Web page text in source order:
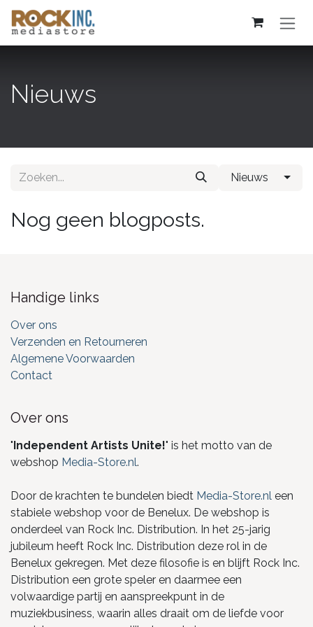
Overslaan naar inhoud
Nieuws
Nieuws
Nog geen blogposts.
Handige links
Over ons
Verzenden en Retourneren
Algemene Voorwaarden
Contact
Over ons
"Independent Artists Unite!" is het motto van de
webshop Media-Store.nl.
Door de krachten te bundelen biedt Media-Store.nl een
stabiele webshop voor de Benelux. De webshop is
onderdeel van Rock Inc. Distribution. In het 25-jarig
jubileum heeft Rock Inc. Distribution deze rol in de
Benelux gekregen. Met deze filosofie is en blijft Rock Inc.
Distribution een grote speler en daarmee een
volwaardige partij en aanspreekpunt in de
muziekbusiness, waarin alles draait om de liefde voor